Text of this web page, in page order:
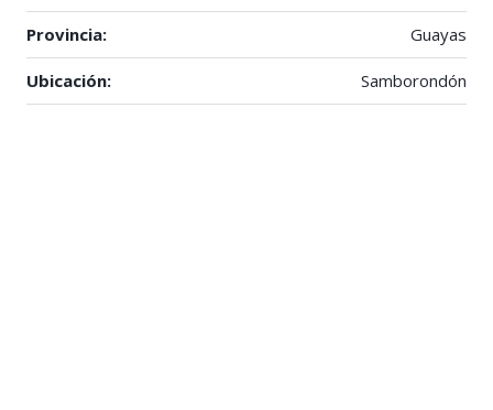
Provincia: Guayas
Ubicación: Samborondón